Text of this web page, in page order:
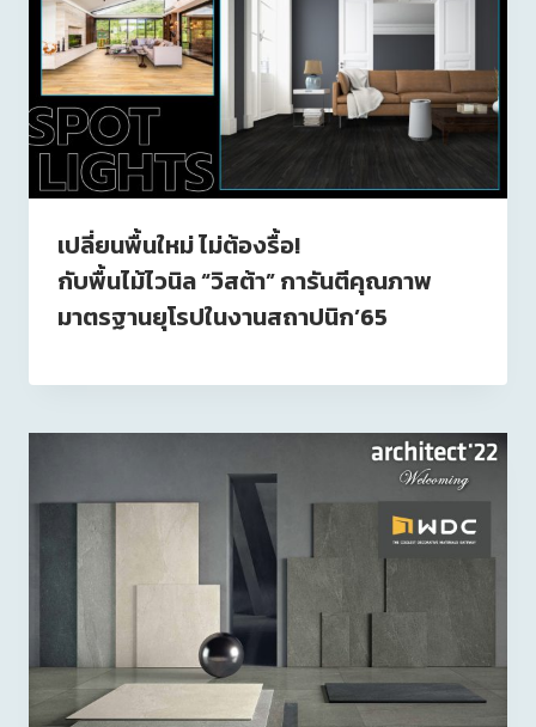
เปลี่ยนพื้นใหม่ ไม่ต้องรื้อ!
กับพื้นไม้ไวนิล “วิสต้า” การันตีคุณภาพ
มาตรฐานยุโรปในงานสถาปนิก’65